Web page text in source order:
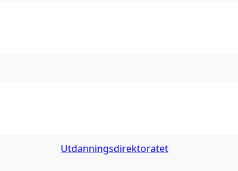
Utdanningsdirektoratet